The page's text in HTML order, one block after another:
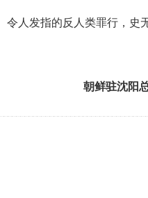
人发指的反人类罪行，史
朝鲜驻沈阳